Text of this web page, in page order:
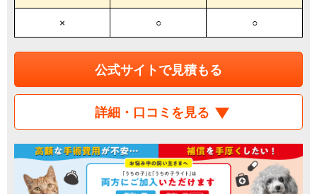
× ○ ○
公式サイトで見積もる
詳細・口コミを見る